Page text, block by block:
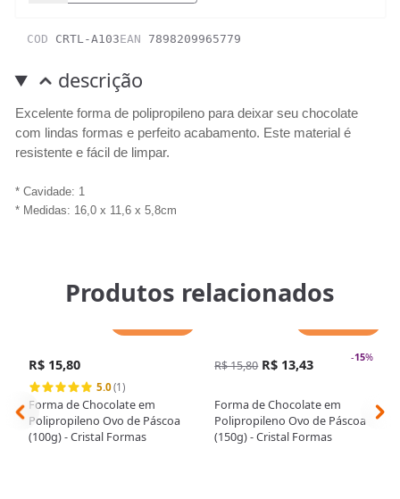
COD CRTL-A103EAN 7898209965779
descrição
Excelente forma de polipropileno para deixar seu chocolate
com lindas formas e perfeito acabamento. Este material é
resistente e fácil de limpar.
* Cavidade: 1
* Medidas: 16,0 x 11,6 x 5,8cm
Produtos relacionados
R$ 15,80
5.0(1)
Forma de Chocolate em
Polipropileno Ovo de Páscoa
(100g) - Cristal Formas
-15%
R$ 15,80 R$ 13,43
Forma de Chocolate em
Polipropileno Ovo de Páscoa
(150g) - Cristal Formas